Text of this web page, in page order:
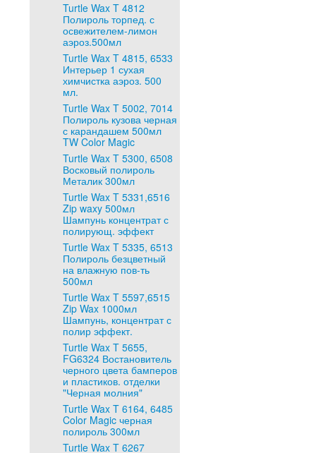
Turtle Wax T 4812
Полироль торпед. с
освежителем-лимон
аэроз.500мл
Turtle Wax T 4815, 6533
Интерьер 1 сухая
химчистка аэроз. 500
мл.
Turtle Wax T 5002, 7014
Полироль кузова черная
с карандашем 500мл
TW Color Magic
Turtle Wax T 5300, 6508
Восковый полироль
Металик 300мл
Turtle Wax T 5331,6516
Zip waxy 500мл
Шампунь концентрат с
полирующ. эффект
Turtle Wax T 5335, 6513
Полироль безцветный
на влажную пов-ть
500мл
Turtle Wax T 5597,6515
Zip Wax 1000мл
Шампунь, концентрат с
полир эффект.
Turtle Wax T 5655,
FG6324 Востановитель
черного цвета бамперов
и пластиков. отделки
"Черная молния"
Turtle Wax T 6164, 6485
Color Magic черная
полироль 300мл
Turtle Wax T 6267